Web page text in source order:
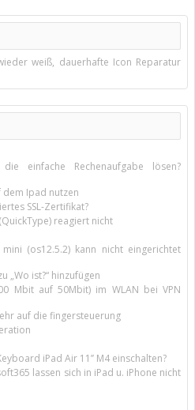
weiß, dauerhafte Icon Reparatur
einfache Rechenaufgabe lösen?
Ipad nutzen
SSL-Zertifikat?
reagiert nicht
(os12.5.2) kann nicht eingerichtet
„Wo ist?“ hinzufügen
Mbit auf 50Mbit) im WLAN bei VPN
auf die fingersteuerung
iPad Air 11’’ M4 einschalten?
lassen sich in iPad u. iPhone nicht